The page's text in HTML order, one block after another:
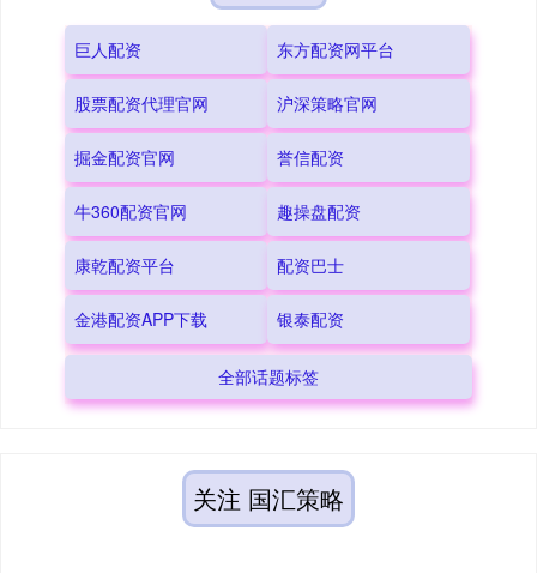
巨人配资 东方配资网平台
股票配资代理官网 沪深策略官网
掘金配资官网 誉信配资
牛360配资官网 趣操盘配资
康乾配资平台 配资巴士
金港配资APP下载 银泰配资
全部话题标签
关注 国汇策略